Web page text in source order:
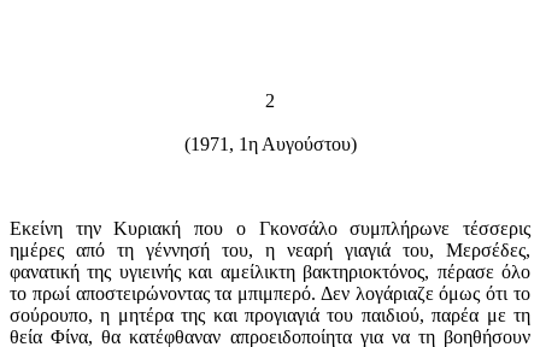
2
(1971, 1η Αυγούστου)
Εκείνη την Κυριακή που ο Γκονσάλο συμπλήρωνε τέσσερις
ημέρες από τη γέννησή του, η νεαρή γιαγιά του, Μερσέδες,
φανατική της υγιεινής και αμείλικτη βακτηριοκτόνος, πέρασε όλο
το πρωί αποστειρώνοντας τα μπιμπερό. Δεν λογάριαζε όμως ότι το
σούρουπο, η μητέρα της και προγιαγιά του παιδιού, παρέα με τη
θεία Φίνα, θα κατέφθαναν απροειδοποίητα για να τη βοηθήσουν